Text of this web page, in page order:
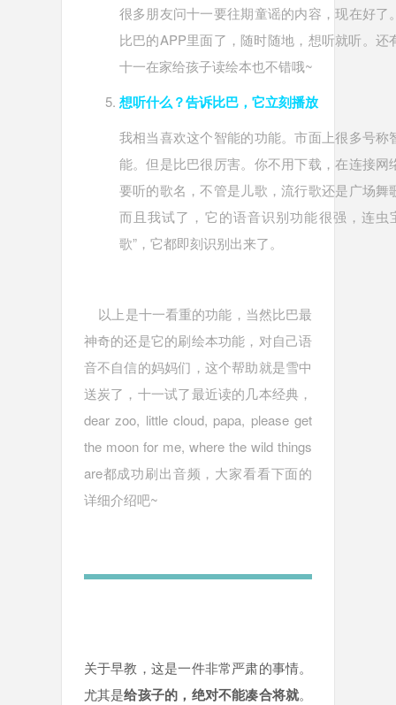
很多朋友问十一要往期童谣的内容，现在好
比巴的APP里面了，随时随地，想听就听。
十一在家给孩子读绘本也不错哦~
想听什么？告诉比巴，它立刻播放
我相当喜欢这个智能的功能。市面上很多号
能。但是比巴很厉害。你不用下载，在连接
要听的歌名，不管是儿歌，流行歌还是广场
而且我试了，它的语音识别功能很强，连虫
歌”，它都即刻识别出来了。
以上是十一看重的功能，当然比巴最
神奇的还是它的刷绘本功能，对自己语
音不自信的妈妈们，这个帮助就是雪中
送炭了，十一试了最近读的几本经典，
dear zoo, little cloud, papa, please get
the moon for me, where the wild things
are都成功刷出音频，大家看看下面的
详细介绍吧~
关于早教，这是一件非常严肃的事情。
尤其是给孩子的，绝对不能凑合将就。